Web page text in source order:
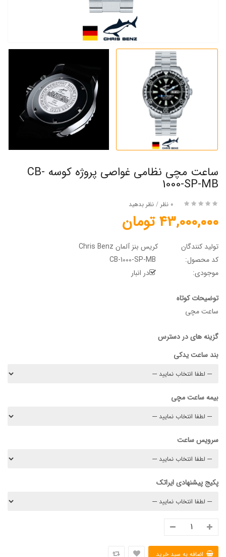
ساعت مچی نظامی غواصی پروژه کوسه CB-
1000-SP-MB
0 نظر / نظر بدهید
43,000,000 تومان
تولید کنندگان
کریس بنز آلمان Chris Benz
کد محصول:
موجودی:
در انبار
توضیحات کوتاه
ساعت مچی
گزینه های در دسترس
بند ساعت یدکی
بیمه ساعت مچی
سرویس ساعت
پکیج پیشنهادی ایراتک